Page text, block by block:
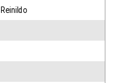
Reinildo